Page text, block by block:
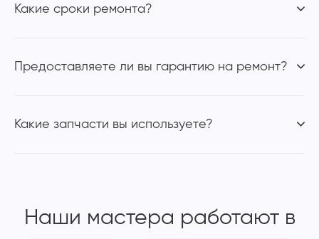
Какие сроки ремонта?
Предоставляете ли вы гарантию на ремонт?
Какие запчасти вы используете?
Наши мастера работают в